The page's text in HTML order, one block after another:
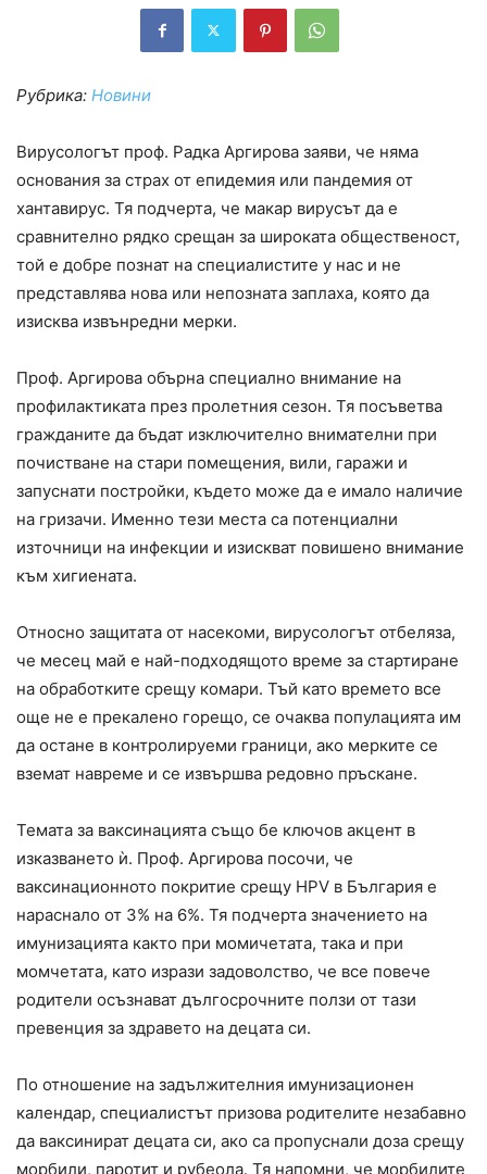
Рубрика: Новини
Вирусологът проф. Радка Аргирова заяви, че няма
основания за страх от епидемия или пандемия от
хантавирус. Тя подчерта, че макар вирусът да е
сравнително рядко срещан за широката общественост,
той е добре познат на специалистите у нас и не
представлява нова или непозната заплаха, която да
изисква извънредни мерки.
Проф. Аргирова обърна специално внимание на
профилактиката през пролетния сезон. Тя посъветва
гражданите да бъдат изключително внимателни при
почистване на стари помещения, вили, гаражи и
запуснати постройки, където може да е имало наличие
на гризачи. Именно тези места са потенциални
източници на инфекции и изискват повишено внимание
към хигиената.
Относно защитата от насекоми, вирусологът отбеляза,
че месец май е най-подходящото време за стартиране
на обработките срещу комари. Тъй като времето все
още не е прекалено горещо, се очаква популацията им
да остане в контролируеми граници, ако мерките се
вземат навреме и се извършва редовно пръскане.
Темата за ваксинацията също бе ключов акцент в
изказването ѝ. Проф. Аргирова посочи, че
ваксинационното покритие срещу HPV в България е
нараснало от 3% на 6%. Тя подчерта значението на
имунизацията както при момичетата, така и при
момчетата, като изрази задоволство, че все повече
родители осъзнават дългосрочните ползи от тази
превенция за здравето на децата си.
По отношение на задължителния имунизационен
календар, специалистът призова родителите незабавно
да ваксинират децата си, ако са пропуснали доза срещу
морбили, паротит и рубеола. Тя напомни, че морбилите